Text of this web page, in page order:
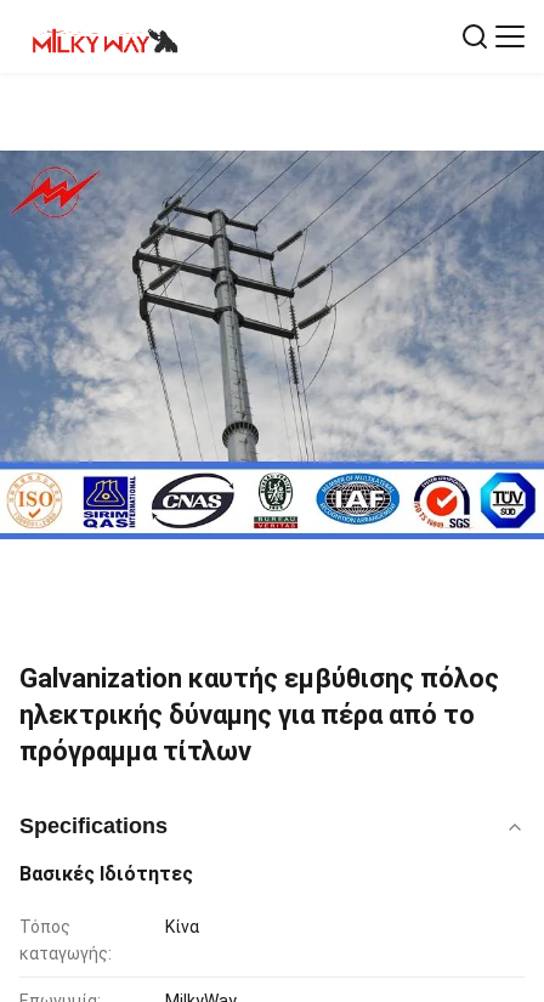
Galvanization καυτής εμβύθισης πόλος
ηλεκτρικής δύναμης για πέρα από το
πρόγραμμα τίτλων
Specifications
Βασικές Ιδιότητες
Τόπος
καταγωγής:
Κίνα